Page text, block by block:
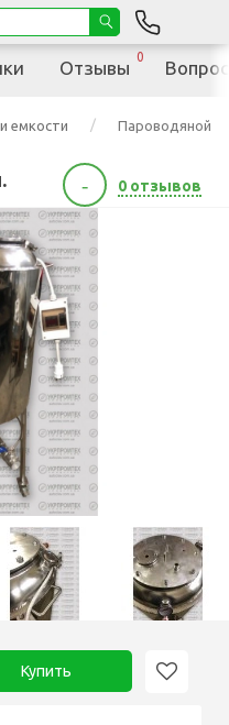
емкости Пароводяной
- 0 отзывов
Купить
Отзывы
0